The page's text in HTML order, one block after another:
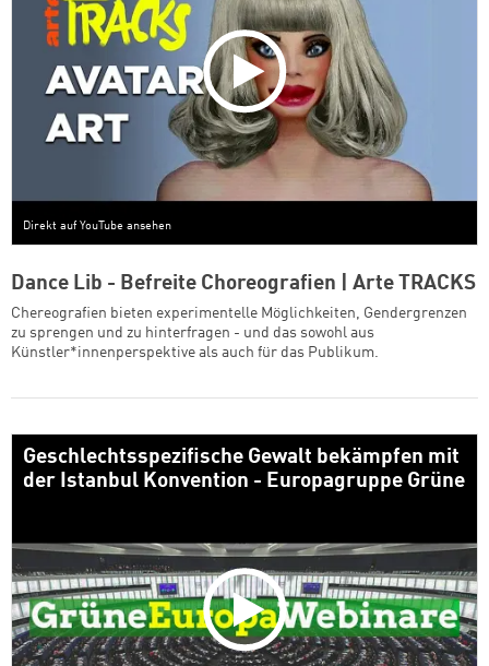
Direkt auf YouTube ansehen
Dance Lib - Befreite Choreografien | Arte TRACKS
Chereografien bieten experimentelle Möglichkeiten, Gendergrenzen
zu sprengen und zu hinterfragen - und das sowohl aus
Künstler*innenperspektive als auch für das Publikum.
Geschlechtsspezifische Gewalt bekämpfen mit
der Istanbul Konvention - Europagruppe Grüne